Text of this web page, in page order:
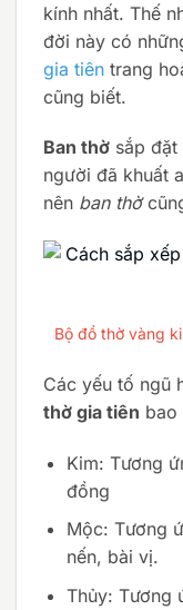
kính nhất. Thế
đời này có
gia tiên trang
cũng biết.
Ban thờ sắp
người đã khuất
nên ban thờ
Bộ đồ thờ vàng
Các yếu tố ngũ
thờ gia tiên bao
Kim: Tương
đồng
Mộc: Tương
nến, bài vị.
Thủy: Tương